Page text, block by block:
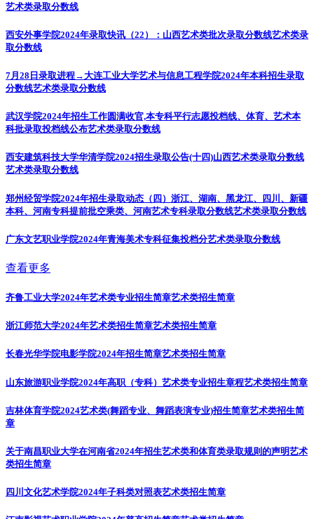
艺术类录取分数线
西安外事学院2024年录取快讯（22）：山西艺术类批次录取分数线艺术类录
取分数线
7月28日录取进程→大连工业大学艺术与信息工程学院2024年本科招生录取
分数线艺术类录取分数线
武汉学院2024年招生工作圆满收官,本专科平行志愿投档线、体育、艺术本
科批录取投档线公布艺术类录取分数线
西安建筑科技大学华清学院2024招生录取公告(十四)山西艺术类录取分数线
艺术类录取分数线
郑州经贸学院2024年招生录取动态（四）浙江、湖南、黑龙江、四川、新疆
本科、河南专科提前批空乘类、河南艺术专科录取分数线艺术类录取分数线
广东文艺职业学院2024年青海美术专科征集投档分艺术类录取分数线
查看更多
齐鲁工业大学2024年艺术类专业招生简章艺术类招生简章
浙江师范大学2024年艺术类招生简章艺术类招生简章
长春光华学院电影学院2024年招生简章艺术类招生简章
山东旅游职业学院2024年高职（专科）艺术类专业招生章程艺术类招生简章
吉林体育学院2024艺术类(舞蹈专业、舞蹈表演专业)招生简章艺术类招生简
章
关于南昌职业大学在河南省2024年招生艺术类和体育类录取规则的声明艺术
类招生简章
四川文化艺术学院2024年子科类对照表艺术类招生简章